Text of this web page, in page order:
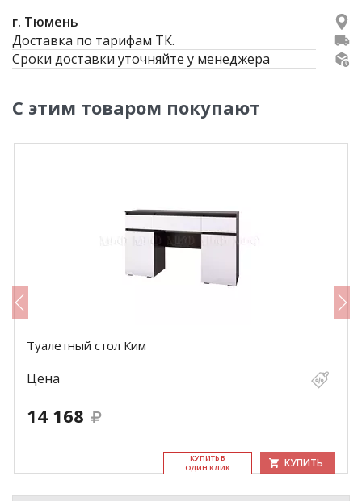
г. Тюмень
Доставка по тарифам ТК.
Сроки доставки уточняйте у менеджера
С этим товаром покупают
Туалетный стол Ким
Цена
14 168
КУ­ПИТЬ В
ОДИН КЛИК
КУПИТЬ